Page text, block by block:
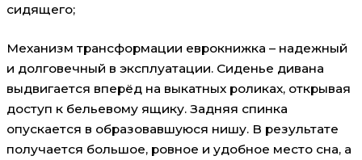
сидящего;
Механизм трансформации еврокнижка – надежный
и долговечный в эксплуатации. Сиденье дивана
выдвигается вперёд на выкатных роликах, открывая
доступ к бельевому ящику. Задняя спинка
опускается в образовавшуюся нишу. В результате
получается большое, ровное и удобное место сна, а